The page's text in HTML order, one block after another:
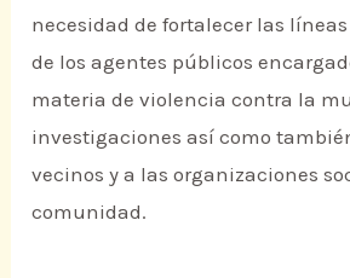
necesidad de fortalecer las
de los agentes públicos
materia de violencia contra la
investigaciones así como
vecinos y a las organizaciones
comunidad.